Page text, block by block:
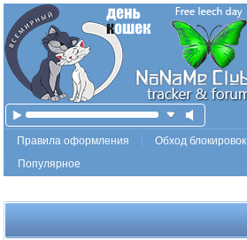
Правила оформления
Обход блокировок
Популярное